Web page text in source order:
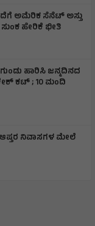
ಅಮೆರಿಕ ಸೆನೆಟ್ ಅಸ್ತು
ಹೇರಿಕೆ ಭೀತಿ
ಹಾರಿಸಿ ಜನ್ಮದಿನದ
ಕಟ್‌ ; 10 ಮಂದಿ
ನಿವಾಸಗಳ ಮೇಲೆ